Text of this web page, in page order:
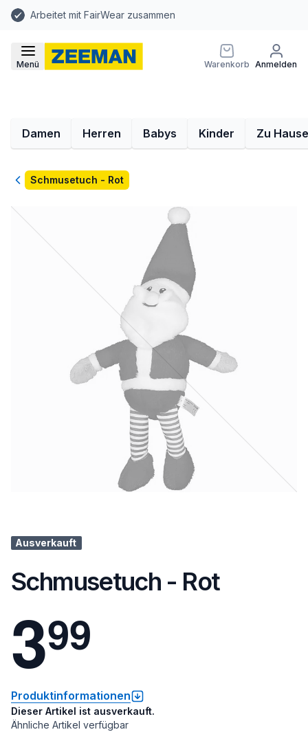
Arbeitet mit FairWear zusammen
Menü Warenkorb Anmelden
Damen Herren Babys Kinder Zu Hause
ZurückSchmusetuch - Rot
Ausverkauft
Schmusetuch - Rot
399
Produktinformationen
Dieser Artikel ist ausverkauft.
Ähnliche Artikel verfügbar